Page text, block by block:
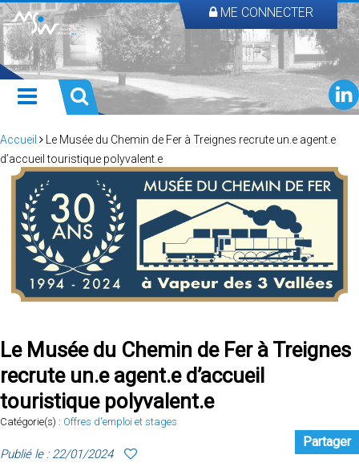
ME CONNECTER
Accueil
Le Musée du Chemin de Fer à Treignes recrute un.e agent.e
d’accueil touristique polyvalent.e
Le Musée du Chemin de Fer à Treignes
recrute un.e agent.e d’accueil
touristique polyvalent.e
Catégorie(s) : Offres d'emploi et stages
Publié le : 22/01/2024
Partager